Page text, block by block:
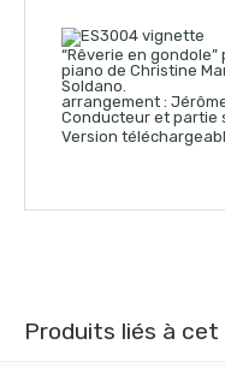
“Rêverie en
piano de Christine
Soldano.
arrangement :
Conducteur et partie
Version
Produits liés à